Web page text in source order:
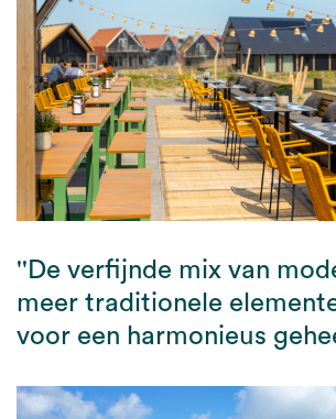
''De verfijnde mix van
meer traditionele
voor een harmonieus